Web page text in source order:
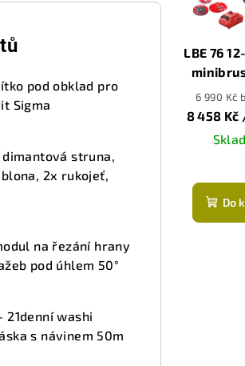
pod obklad pro
Sigma
dimantová struna,
2x rukojeť,
na řezání hrany
pod úhlem 50°
21denní washi
s návinem 50m
sLBE 76
kotouče
baterie +
6 990 Kč
8 458 Kč
Do